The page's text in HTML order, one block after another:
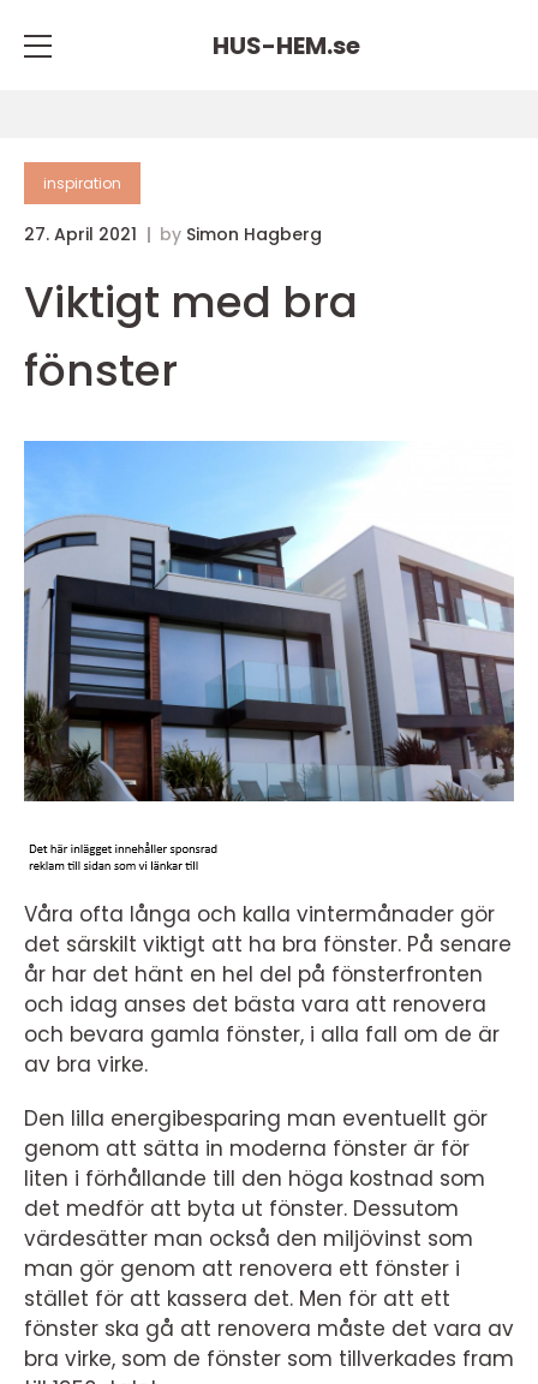
HUS-HEM.se
inspiration
27. April 2021 by Simon Hagberg
Viktigt med bra
fönster
Våra ofta långa och kalla vintermånader gör
det särskilt viktigt att ha bra fönster. På senare
år har det hänt en hel del på fönsterfronten
och idag anses det bästa vara att renovera
och bevara gamla fönster, i alla fall om de är
av bra virke.
Den lilla energibesparing man eventuellt gör
genom att sätta in moderna fönster är för
liten i förhållande till den höga kostnad som
det medför att byta ut fönster. Dessutom
värdesätter man också den miljövinst som
man gör genom att renovera ett fönster i
stället för att kassera det. Men för att ett
fönster ska gå att renovera måste det vara av
bra virke, som de fönster som tillverkades fram